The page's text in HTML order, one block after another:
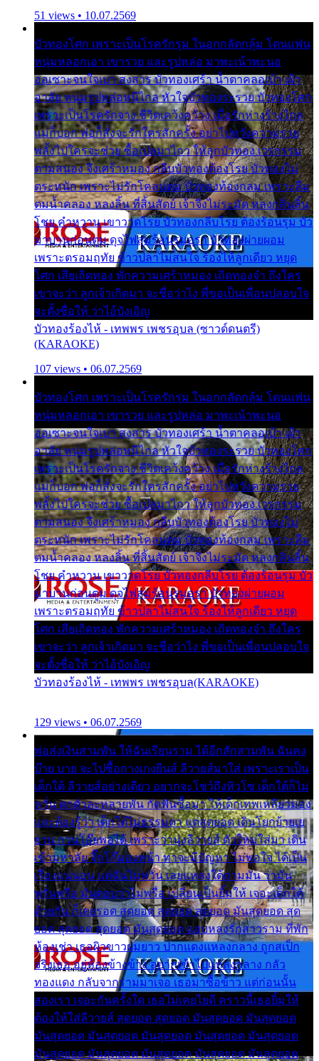
51 views • 10.07.2569
บัวทองโศก เพราะเป็นโรครักรุม ในอกกลัดกลุ้ม โดนแฟน
หนุ่มหลอกเอา เขารวย และรูปหล่อ มาพะเน้าพะนอ
ออเซาะจนใจเบา สงสาร บัวทองเศร้า น้ำตาคลอเบ้า เฝ้า
อาลัย หนุ่มรูปหล่อหนีไกล หัวใจบัวทองระรวย บัวทองโศก
เพราะเป็นโรครักจาง ชีวิตเคว้งคว้าง เมื่อรักห่างร้างไกล
แม่ก็บอก พ่อก็สั่งจะรักใครสักครั้ง อย่าไปหวังความรวย
พลั้งไปใครจะช่วย ซื้อเปลมาไกว ให้ลูกบัวทอง เวรกรรม
ตามสนอง จึงเศร้าหมอง กลีบบัวทองต้องโรย บัวทองไม่
ตระหนัก เพราะไม่รักโคลนตม บัวทองท้องกลม เพราะลืม
ตมน้ำคลอง หลงลิ้น ที่สิ้นสัตย์ เจ้าจึงไม่ระมัด หลงกลิ่นลิ้น
โชย คำหวาน เขาวาดโรย บัวทองกลีบโรย ต้องร้อนรุม บัว
มาบานก่อนตูม ดุจไฟสุมร้อนรุมอุรา บัวทองผ่ายผอม
เพราะตรอมฤทัย ข้าวปลาไม่สนใจ ร้องไห้ลูกเดียว หยุด
โศก เสียเถิดทอง พักความเศร้าหมอง เถิดทองจ๋า ถึงใคร
เขาจะว่า ลูกเจ้าเกิดมา จะชื่อว่าไง พี่ขอเป็นเพื่อนปลอบใจ
จะตั้งชื่อให้ ว่าไอ้บังเอิญ
บัวทองร้องไห้ - เทพพร เพชรอุบล (ซาวด์ดนตรี)
(KARAOKE)
107 views • 06.07.2569
บัวทองโศก เพราะเป็นโรครักรุม ในอกกลัดกลุ้ม โดนแฟน
หนุ่มหลอกเอา เขารวย และรูปหล่อ มาพะเน้าพะนอ
ออเซาะจนใจเบา สงสาร บัวทองเศร้า น้ำตาคลอเบ้า เฝ้า
อาลัย หนุ่มรูปหล่อหนีไกล หัวใจบัวทองระรวย บัวทองโศก
เพราะเป็นโรครักจาง ชีวิตเคว้งคว้าง เมื่อรักห่างร้างไกล
แม่ก็บอก พ่อก็สั่งจะรักใครสักครั้ง อย่าไปหวังความรวย
พลั้งไปใครจะช่วย ซื้อเปลมาไกว ให้ลูกบัวทอง เวรกรรม
ตามสนอง จึงเศร้าหมอง กลีบบัวทองต้องโรย บัวทองไม่
ตระหนัก เพราะไม่รักโคลนตม บัวทองท้องกลม เพราะลืม
ตมน้ำคลอง หลงลิ้น ที่สิ้นสัตย์ เจ้าจึงไม่ระมัด หลงกลิ่นลิ้น
โชย คำหวาน เขาวาดโรย บัวทองกลีบโรย ต้องร้อนรุม บัว
มาบานก่อนตูม ดุจไฟสุมร้อนรุมอุรา บัวทองผ่ายผอม
เพราะตรอมฤทัย ข้าวปลาไม่สนใจ ร้องไห้ลูกเดียว หยุด
โศก เสียเถิดทอง พักความเศร้าหมอง เถิดทองจ๋า ถึงใคร
เขาจะว่า ลูกเจ้าเกิดมา จะชื่อว่าไง พี่ขอเป็นเพื่อนปลอบใจ
จะตั้งชื่อให้ ว่าไอ้บังเอิญ
บัวทองร้องไห้ - เทพพร เพชรอุบล(KARAOKE)
129 views • 06.07.2569
พ่อส่งเงินสามพัน ให้ฉันเรียนราม ได้อีกสักสามพัน ฉันคง
บ๊าย บาย จะไปซื้อกางเกงยีนส์ ลีวายส์มาใส่ เพราะเราเป็น
เด็กใต้ ลีวายส์อย่างเดียว อยากจะโชว์ถึงหิวโซ เด็กใต้ก็ไม่
หวั่น ตกตัวละหลายพัน กัดฟันซื้อมา ให้เด็กเทพเหลียวมอง
และต้องรู้ว่า เด็กใต้ไม่ธรรมดา แต่สุดยอด เดินโยกย้ายเย
ยวน กวนโอ๊ยพอได้ เพราะว่านุ่งลีวายส์ ตัวใหม่ใส่มา เดิน
เข้ามหาลัย จิ๊กโก๊มองหน้า ท่าจะมีปัญหา ไม่พอใจ ได้เป็น
เรื่องแน่นอน แต่ฉันไม่หวั่น เลยแหลงใต้ถามมัน ว่ามัน
พรั่นพรือ มันตอบว่าไม่พรื่อ เปลี่ยนเป็นยิ้มให้ เจอะเด็กใต้
ด้วยกัน ก็เลยรอด สุดยอด สุดยอด สุดยอด มันสุดยอด สุด
ยอด สุดยอด สุดยอด มันสุดยอด แอบหลงรักสาวราม ที่พัก
ห้องเช่า เธอผิวขาวผมยาว ปากแดงแหลงกลาง ถูกสเป็ก
จริงเธอ อยู่ห้องข้างข้าง อยากเข้าไปแหลงกลาง กลัว
ทองแดง กลับจากรามมาเจอ เธอมาซื้อข้าว แต่ก่อนนั้น
สองเรา เจอะกันครั้งใด เธอไม่เคยไยดี คราวนี้เธอยิ้มให้
ต้องให้ใส่ลีวายส์ สุดยอด สุดยอด มันสุดยอด มันสุดยอด
มันสุดยอด มันสุดยอด มันสุดยอด มันสุดยอด มันสุดยอด
มันสุดยอด มันสุดยอด มันสุดยอด มันสุดยอด มันสุดยอด